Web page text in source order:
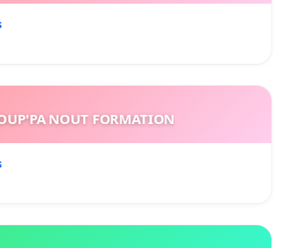
NOUT FORMATION